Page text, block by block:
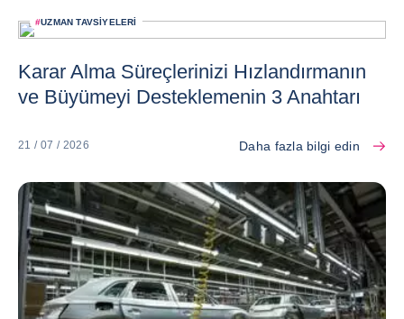
#UZMAN TAVSIYELERI
Karar Alma Süreçlerinizi Hızlandırmanın
ve Büyümeyi Desteklemenin 3 Anahtarı
21 / 07 / 2026 Daha fazla bilgi edin